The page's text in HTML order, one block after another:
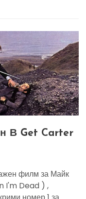
В Get Carter
филм за Майк
I'm Dead ) ,